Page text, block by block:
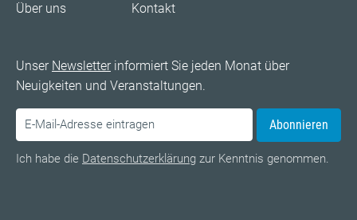
Über uns Kontakt
Unser Newsletterinformiert Sie jeden Monat über
Neuigkeiten und Veranstaltungen.
Abonnieren
Ich habe die Datenschutzerklärung zur Kenntnis genommen.